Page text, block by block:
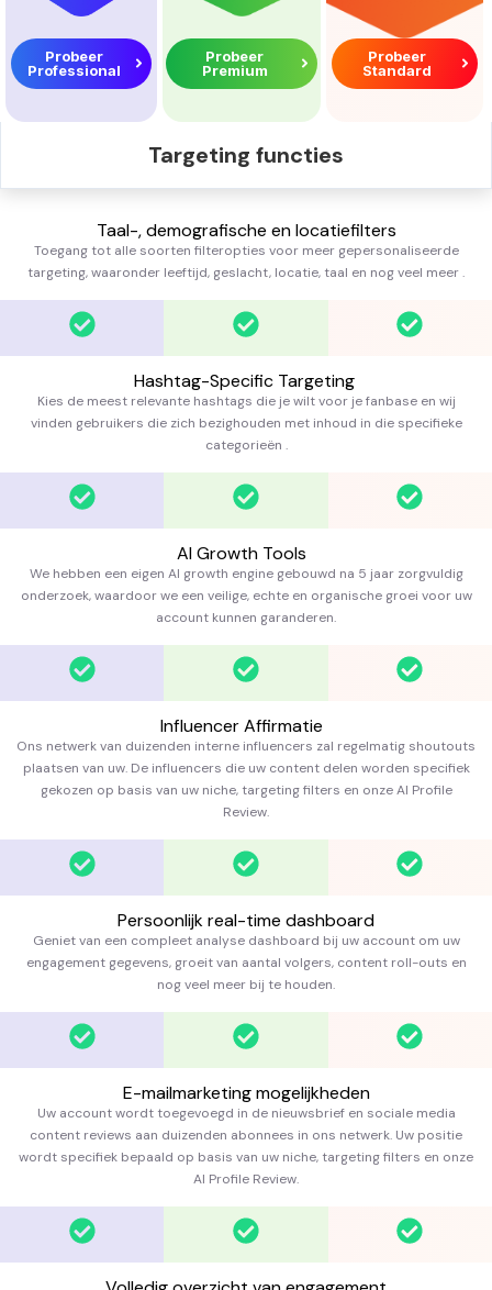
Probeer
Professional
Probeer
Premium
Probeer
Standard
Targeting functies
Taal-, demografische en locatiefilters
Toegang tot alle soorten filteropties voor meer gepersonaliseerde
targeting, waaronder leeftijd, geslacht, locatie, taal en nog veel meer.
Hashtag-Specific Targeting
Kies de meest relevante hashtags die je wilt voor je fanbase en wij
vinden gebruikers die zich bezighouden met inhoud in die specifieke
categorieën .
AI Growth Tools
We hebben een eigen AI growth engine gebouwd na 5 jaar zorgvuldig
onderzoek, waardoor we een veilige, echte en organische groei voor uw
account kunnen garanderen.
Influencer Affirmatie
Ons netwerk van duizenden interne influencers zal regelmatig shoutouts
plaatsen van uw. De influencers die uw content delen worden specifiek
gekozen op basis van uw niche, targeting filters en onze AI Profile
Review.
Persoonlijk real-time dashboard
Geniet van een compleet analyse dashboard bij uw account om uw
engagement gegevens, groeit van aantal volgers, content roll-outs en
nog veel meer bij te houden.
E-mailmarketing mogelijkheden
Uw account wordt toegevoegd in de nieuwsbrief en sociale media
content reviews aan duizenden abonnees in ons netwerk. Uw positie
wordt specifiek bepaald op basis van uw niche, targeting filters en onze
AI Profile Review.